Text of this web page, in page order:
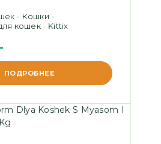
Кошки
кошек
Kittix
ПОДРОБНЕЕ